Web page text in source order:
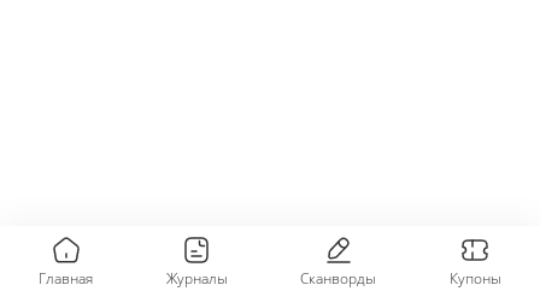
Главная Журналы Сканворды Купоны